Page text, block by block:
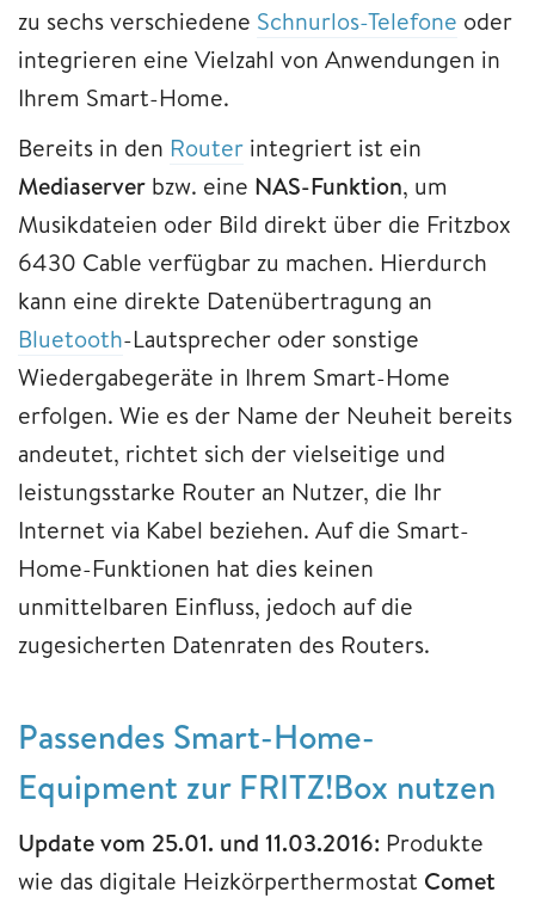
zu sechs verschiedene Schnurlos-Telefone oder
integrieren eine Vielzahl von Anwendungen in
Ihrem Smart-Home.
Bereits in den Router integriert ist ein
Mediaserver bzw. eine NAS-Funktion, um
Musikdateien oder Bild direkt über die Fritzbox
6430 Cable verfügbar zu machen. Hierdurch
kann eine direkte Datenübertragung an
Bluetooth-Lautsprecher oder sonstige
Wiedergabegeräte in Ihrem Smart-Home
erfolgen. Wie es der Name der Neuheit bereits
andeutet, richtet sich der vielseitige und
leistungsstarke Router an Nutzer, die Ihr
Internet via Kabel beziehen. Auf die Smart-
Home-Funktionen hat dies keinen
unmittelbaren Einfluss, jedoch auf die
zugesicherten Datenraten des Routers.
Passendes Smart-Home-
Equipment zur FRITZ!Box nutzen
Update vom 25.01. und 11.03.2016: Produkte
wie das digitale Heizkörperthermostat Comet